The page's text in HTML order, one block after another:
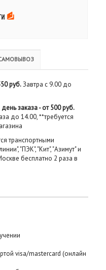
руб.Завтра с 9.00 до
заказа - от 500 руб.
до 14.00, **требуется
транспортными
"ПЭК", "Кит", "Азимут" и
бесплатно 2 раза в
visa/mastercard (онлайн